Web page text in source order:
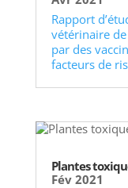
Rapport
vétérinaire de
par des
facteurs de
Plantes
Fév 2021